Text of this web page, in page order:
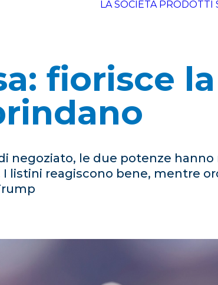
LA SOCIETÀ PRODOTTI
fiorisce
negoziato, le due potenze
listini reagiscono bene, mentre